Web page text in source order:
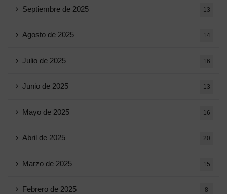
Septiembre de 2025 13
Agosto de 2025 14
Julio de 2025 16
Junio ​​de 2025 13
Mayo de 2025 16
Abril de 2025 20
Marzo de 2025 15
Febrero de 2025 8